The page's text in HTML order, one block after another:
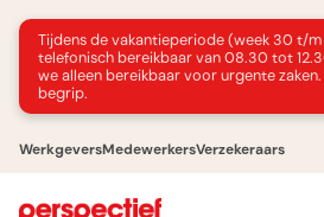
Tijdens de vakantieperiode (week 30 t/
telefonisch bereikbaar van 08.30 tot
we alleen bereikbaar voor urgente
begrip.
WerkgeversMedewerkersVerzekeraars